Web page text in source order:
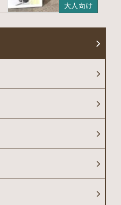
大人向け